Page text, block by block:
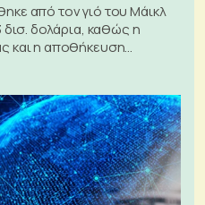
από τον γιό του Μάικλ
δισ. δολάρια, καθώς η
και η αποθήκευση